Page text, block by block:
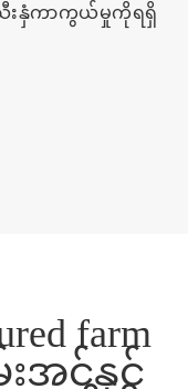
သီးနှံကာကွယ်မှုကိုရရှိ
farm
းအင်နှင့်